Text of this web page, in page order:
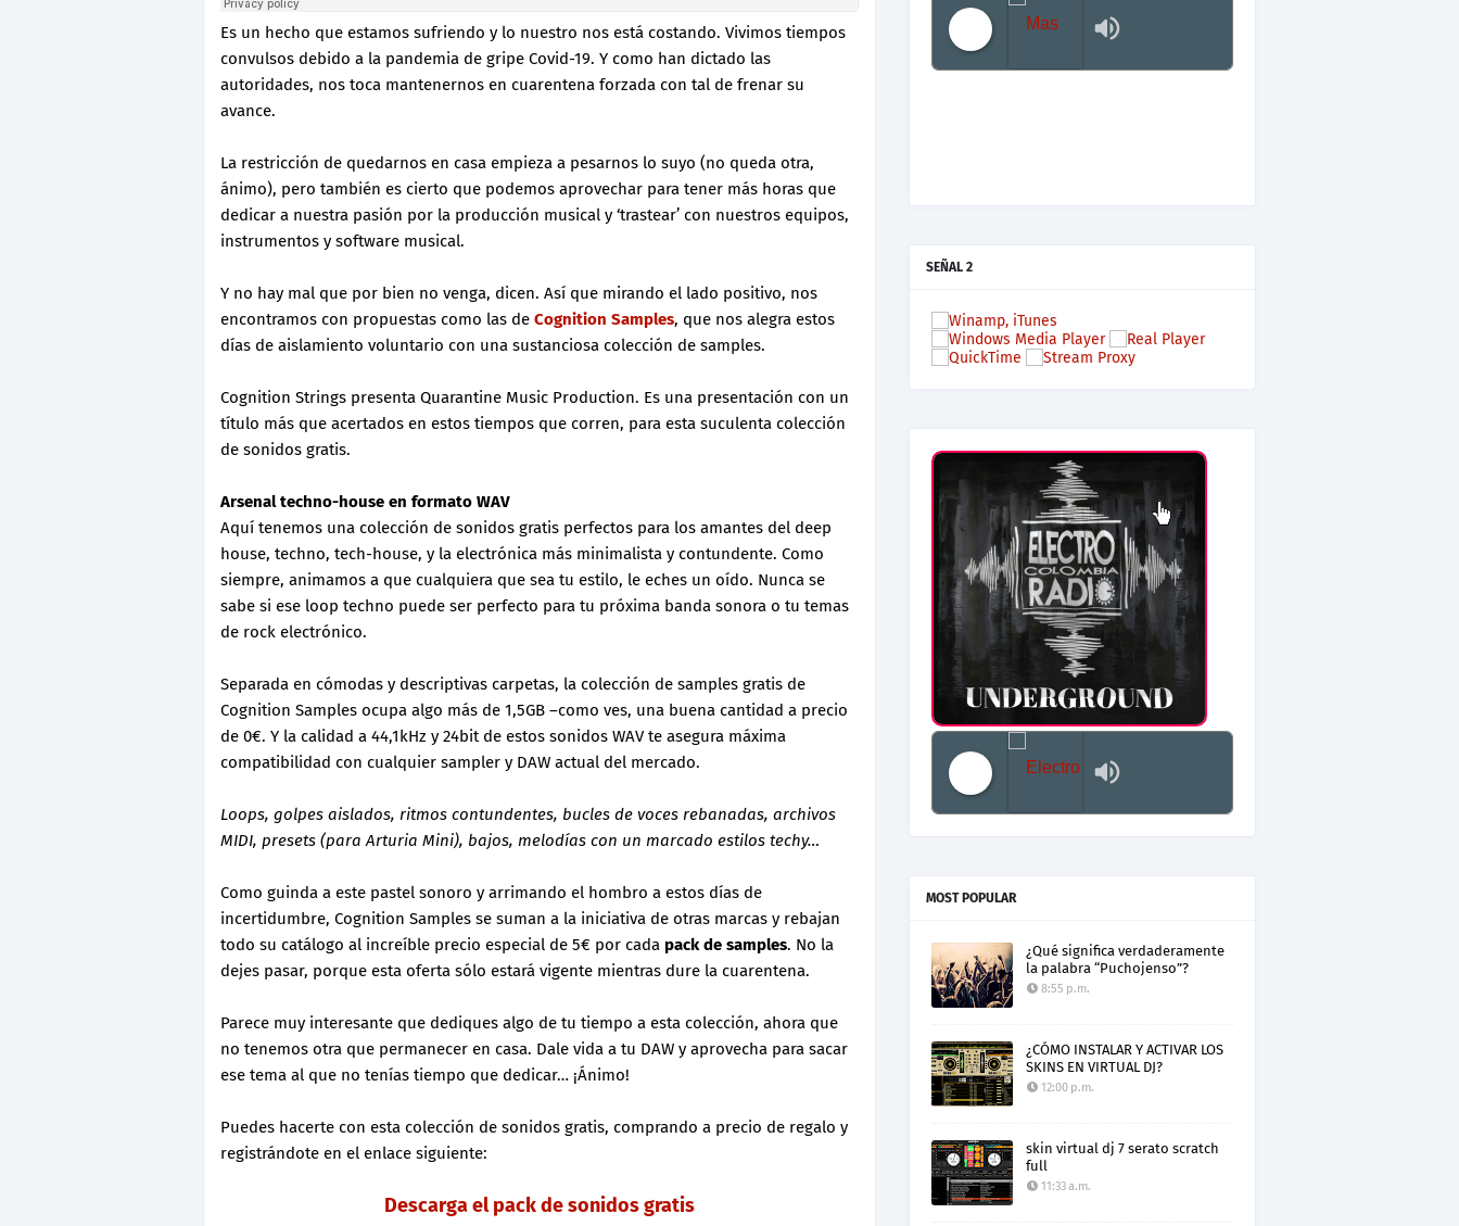
Es un hecho que estamos sufriendo y lo nuestro nos está costando. Vivimos tiempos
convulsos debido a la pandemia de gripe Covid-19. Y como han dictado las
autoridades, nos toca mantenernos en cuarentena forzada con tal de frenar su
avance.
La restricción de quedarnos en casa empieza a pesarnos lo suyo (no queda otra,
ánimo), pero también es cierto que podemos aprovechar para tener más horas que
dedicar a nuestra pasión por la producción musical y ‘trastear’ con nuestros equipos,
instrumentos y software musical.
Y no hay mal que por bien no venga, dicen. Así que mirando el lado positivo, nos
encontramos con propuestas como las de Cognition Samples, que nos alegra estos
días de aislamiento voluntario con una sustanciosa colección de samples.
Cognition Strings presenta Quarantine Music Production. Es una presentación con un
título más que acertados en estos tiempos que corren, para esta suculenta colección
de sonidos gratis.
Arsenal techno-house en formato WAV
Aquí tenemos una colección de sonidos gratis perfectos para los amantes del deep
house, techno, tech-house, y la electrónica más minimalista y contundente. Como
siempre, animamos a que cualquiera que sea tu estilo, le eches un oído. Nunca se
sabe si ese loop techno puede ser perfecto para tu próxima banda sonora o tu temas
de rock electrónico.
Separada en cómodas y descriptivas carpetas, la colección de samples gratis de
Cognition Samples ocupa algo más de 1,5GB –como ves, una buena cantidad a precio
de 0€. Y la calidad a 44,1kHz y 24bit de estos sonidos WAV te asegura máxima
compatibilidad con cualquier sampler y DAW actual del mercado.
Loops, golpes aislados, ritmos contundentes, bucles de voces rebanadas, archivos
MIDI, presets (para Arturia Mini), bajos, melodías con un marcado estilos techy…
Como guinda a este pastel sonoro y arrimando el hombro a estos días de
incertidumbre, Cognition Samples se suman a la iniciativa de otras marcas y rebajan
todo su catálogo al increíble precio especial de 5€ por cada pack de samples. No la
dejes pasar, porque esta oferta sólo estará vigente mientras dure la cuarentena.
Parece muy interesante que dediques algo de tu tiempo a esta colección, ahora que
no tenemos otra que permanecer en casa. Dale vida a tu DAW y aprovecha para sacar
ese tema al que no tenías tiempo que dedicar… ¡Ánimo!
Puedes hacerte con esta colección de sonidos gratis, comprando a precio de regalo y
registrándote en el enlace siguiente:
Descarga el pack de sonidos gratis
SEÑAL 2
MOST POPULAR
¿Qué significa verdaderamente
la palabra “Puchojenso”?
8:55 p.m.
¿CÓMO INSTALAR Y ACTIVAR LOS
SKINS EN VIRTUAL DJ?
12:00 p.m.
skin virtual dj 7 serato scratch
full
11:33 a.m.